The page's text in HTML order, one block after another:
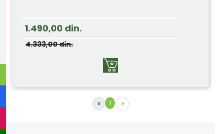
1.490,00 din.
4.333,00din.
« 1 »